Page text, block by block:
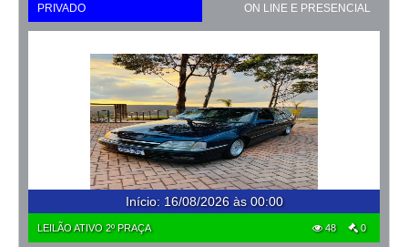
PRIVADO ON LINE E PRESENCIAL
Início: 16/08/2026 às 00:00
LEILÃO ATIVO 2º PRAÇA 48 0